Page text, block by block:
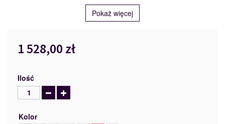
Pokaż więcej
1 528,00 zł
Ilość